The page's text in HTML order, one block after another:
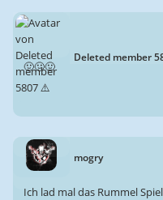
Deleted member
🤢🤢🤢
mogry
Ich lad mal das Rummel Spiel